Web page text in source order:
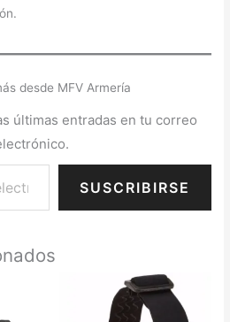
desde MFV Armería
últimas entradas en tu correo
SUSCRIBIRSE